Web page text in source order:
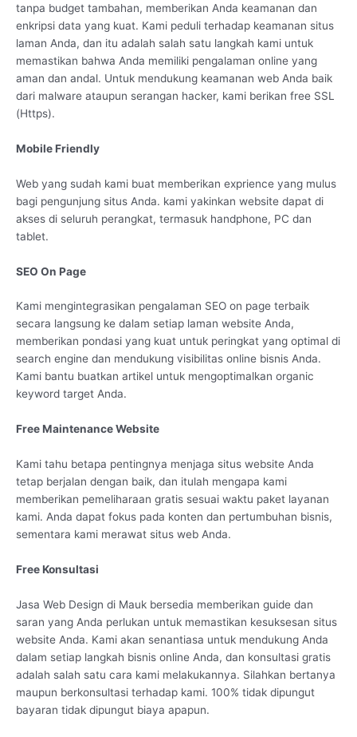
tanpa budget tambahan, memberikan Anda keamanan dan
enkripsi data yang kuat. Kami peduli terhadap keamanan situs
laman Anda, dan itu adalah salah satu langkah kami untuk
memastikan bahwa Anda memiliki pengalaman online yang
aman dan andal. Untuk mendukung keamanan web Anda baik
dari malware ataupun serangan hacker, kami berikan free SSL
(Https).
Mobile Friendly
Web yang sudah kami buat memberikan exprience yang mulus
bagi pengunjung situs Anda. kami yakinkan website dapat di
akses di seluruh perangkat, termasuk handphone, PC dan
tablet.
SEO On Page
Kami mengintegrasikan pengalaman SEO on page terbaik
secara langsung ke dalam setiap laman website Anda,
memberikan pondasi yang kuat untuk peringkat yang optimal di
search engine dan mendukung visibilitas online bisnis Anda.
Kami bantu buatkan artikel untuk mengoptimalkan organic
keyword target Anda.
Free Maintenance Website
Kami tahu betapa pentingnya menjaga situs website Anda
tetap berjalan dengan baik, dan itulah mengapa kami
memberikan pemeliharaan gratis sesuai waktu paket layanan
kami. Anda dapat fokus pada konten dan pertumbuhan bisnis,
sementara kami merawat situs web Anda.
Free Konsultasi
Jasa Web Design di Mauk bersedia memberikan guide dan
saran yang Anda perlukan untuk memastikan kesuksesan situs
website Anda. Kami akan senantiasa untuk mendukung Anda
dalam setiap langkah bisnis online Anda, dan konsultasi gratis
adalah salah satu cara kami melakukannya. Silahkan bertanya
maupun berkonsultasi terhadap kami. 100% tidak dipungut
bayaran tidak dipungut biaya apapun.